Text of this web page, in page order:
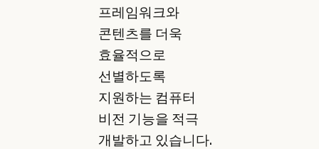
프레임워크와
콘텐츠를 더욱
효율적으로
선별하도록
지원하는 컴퓨터
비전 기능을 적극
개발하고 있습니다.